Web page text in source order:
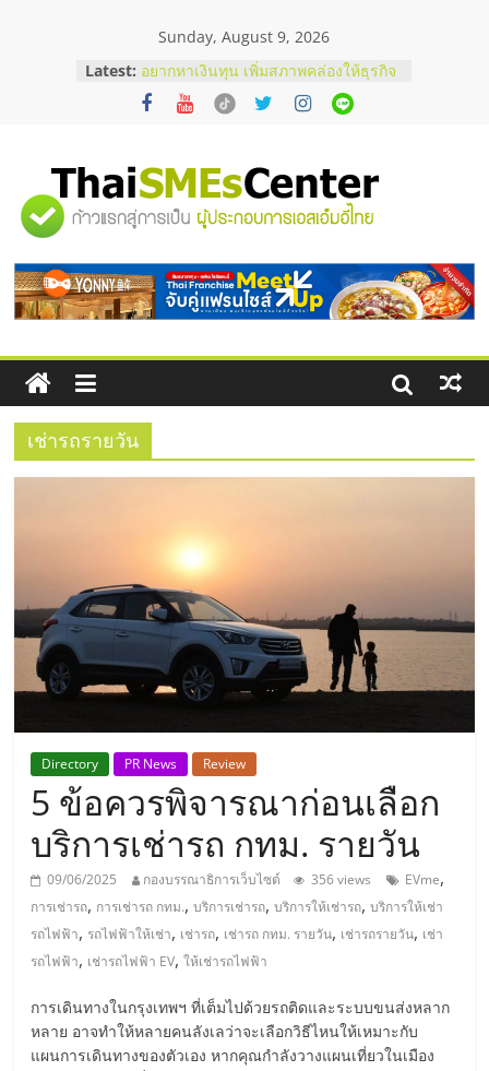
Sunday, August 9, 2026
Latest: อยากหาเงินทุน เพิ่มสภาพคล่องให้ธุรกิจ
เริ่มยังไงให้ผ่านฉลุย
สัมมนาออนไลน์ โอกาสบริหารสถานี
ThaiFranchise Meet Up จับคู่แฟรน
ไชส์ ครั้งที่ 8
ร้านเครื่องเสียงคุณภาพสูง พร้อม
บริษัท Cybersecurity ในไทยที่ไหนดี?
วิธีเลือกผู้ให้บริการให้คุ้มค่าและตอบ
โจทย์ธุรกิจ
"ศูนย์
รวม
ข้อมูล
ธุรกิจ
SME
ประเทศไทย,
ThaiSMEsCenter,
รวม
ธุรกิจ
เอ
ส
เอ็
มอี
เช่ารถรายวัน
Directory PR News Review
5 ข้อควรพิจารณาก่อนเลือก
บริการเช่ารถ กทม. รายวัน
09/06/2025 กองบรรณาธิการเว็บไซต์ 356 views EVme,
การเช่ารถ, การเช่ารถ กทม.,บริการเช่ารถ,บริการให้เช่ารถ,บริการให้เช่า
รถไฟฟ้า, รถไฟฟ้าให้เช่า, เช่ารถ, เช่ารถ กทม. รายวัน, เช่ารถรายวัน, เช่า
รถไฟฟ้า, เช่ารถไฟฟ้า EV,ให้เช่ารถไฟฟ้า
การเดินทางในกรุงเทพฯ ที่เต็มไปด้วยรถติดและระบบขนส่งหลาก
หลาย อาจทำให้หลายคนลังเลว่าจะเลือกวิธีไหนให้เหมาะกับ
แผนการเดินทางของตัวเอง หากคุณกำลังวางแผนเที่ยวในเมือง